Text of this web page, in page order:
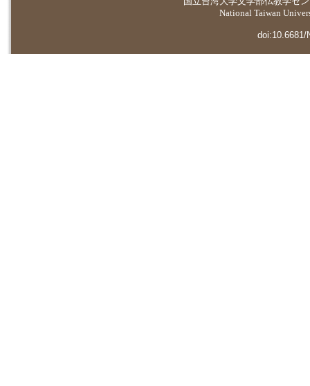
National Taiwan
doi:10.6681/